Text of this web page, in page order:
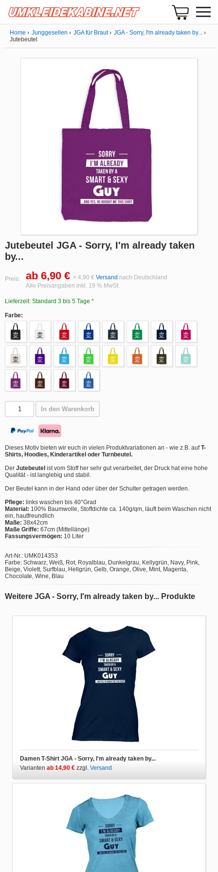
Home Junggesellen JGA für Braut
JGA - Sorry, I'm already taken by...
Jutebeutel
Jutebeutel JGA - Sorry, I'm already taken
by...
Preis: ab 6,90 € + 4,90 € Versand nach Deutschland
Alle Preisangaben inkl. 19 % MwSt.
Lieferzeit: Standard 3 bis 5 Tage *
Farbe:
In den Warenkorb
Dieses Motiv bieten wir euch in vielen Produktvariationen an - wie z.B. aufT-
Shirts, Hoodies, Kinderartikel oder Turnbeutel.
Der Jutebeutel ist vom Stoff her sehr gut verarbeitet, der Druck hat eine hohe
Qualität - ist langlebig und stabil.
Der Beutel kann in der Hand oder über der Schulter getragen werden.
Pflege: links waschen bis 40°Grad
Material: 100% Baumwolle, Stoffdichte ca. 140g/qm, läuft beim Waschen nicht
ein, hautfreundlich
Maße: 38x42cm
Maße Griffe: 67cm (Mittellänge)
Fassungsvermögen: 10 Liter
Art-Nr.: UMK014353
Farbe: Schwarz, Weiß, Rot, Royalblau, Dunkelgrau, Kellygrün, Navy, Pink,
Beige, Violett, Surfblau, Hellgrün, Gelb, Orange, Olive, Mint, Magenta,
Chocolate, Wine, Blau
Weitere JGA - Sorry, I'm already taken by... Produkte
Damen T-Shirt JGA - Sorry, I'm already taken by...
Varianten ab 14,90 € zzgl. Versand